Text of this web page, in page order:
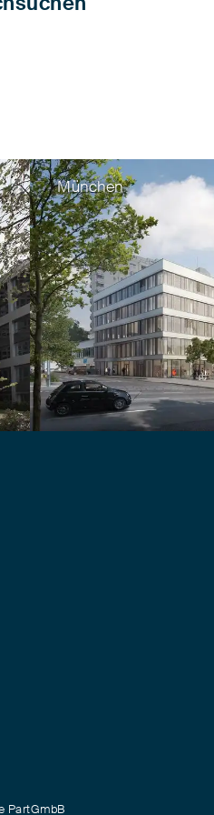
München
PartGmbB